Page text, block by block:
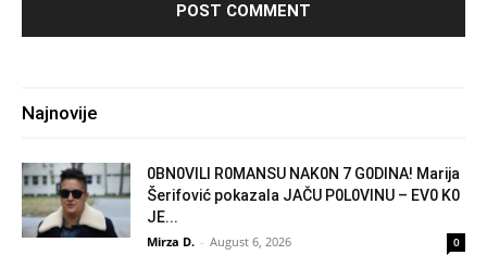
Najnovije
0BN0VlLl R0MANSU NAK0N 7 G0DlNA! Marija
Šerifović pokazala JAČU P0L0VINU – EV0 K0
JE...
Mirza D. - August 6, 2026 0